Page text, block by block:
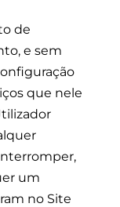
de
e sem
que nele
um
no Site